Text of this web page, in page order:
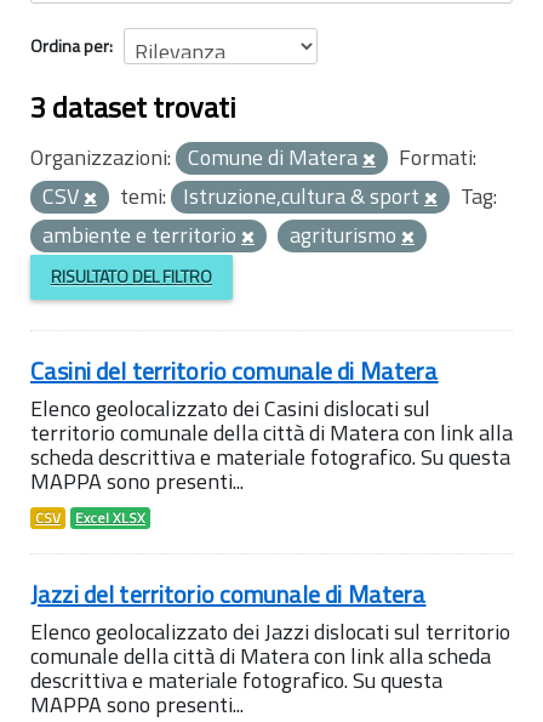
Ordina per
3 dataset trovati
Organizzazioni: Comune di Matera
Formati:
CSV
temi: Istruzione,cultura & sport
Tag:
ambiente e territorio
agriturismo
RISULTATO DEL FILTRO
Casini del territorio comunale di Matera
Elenco geolocalizzato dei Casini dislocati sul
territorio comunale della città di Matera con link alla
scheda descrittiva e materiale fotografico. Su questa
MAPPA sono presenti...
CSV Excel XLSX
Jazzi del territorio comunale di Matera
Elenco geolocalizzato dei Jazzi dislocati sul territorio
comunale della città di Matera con link alla scheda
descrittiva e materiale fotografico. Su questa
MAPPA sono presenti...